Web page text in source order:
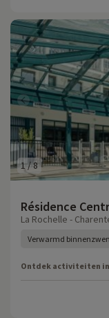
1/8
Résidence
La Rochelle -
Verwarmd
Ontdek activiteiten